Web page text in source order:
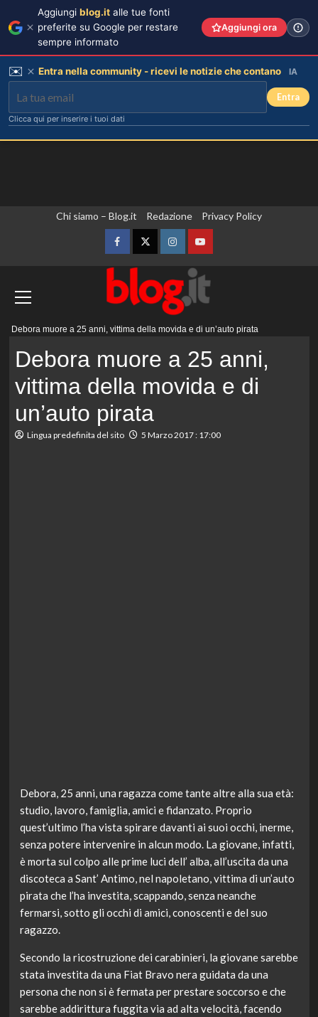
Chi siamo – Blog.it Redazione Privacy Policy
FacebookTwitterInstagramYouTube
Debora muore a 25 anni, vittima della movida e di un’auto pirata
Debora muore a 25 anni,
vittima della movida e di
un’auto pirata
Lingua predefinita del sito 5 Marzo 2017 : 17:00
Debora, 25 anni, una ragazza come tante altre alla sua età:
studio, lavoro, famiglia, amici e fidanzato. Proprio
quest’ultimo l’ha vista spirare davanti ai suoi occhi, inerme,
senza potere intervenire in alcun modo. La giovane, infatti,
è morta sul colpo alle prime luci dell’ alba, all’uscita da una
discoteca a Sant’ Antimo, nel napoletano, vittima di un’auto
pirata che l’ha investita, scappando, senza neanche
fermarsi, sotto gli occhi di amici, conoscenti e del suo
ragazzo.
Secondo la ricostruzione dei carabinieri, la giovane sarebbe
stata investita da una Fiat Bravo nera guidata da una
persona che non si è fermata per prestare soccorso e che
sarebbe addirittura fuggita via ad alta velocità, facendo
Aggiungi blog.it alle tue fonti
preferite su Google per restare
sempre informato
Aggiungi ora
✉️ Entra nella community - ricevi le notizie che contano IA
Entra
Clicca qui per inserire i tuoi dati